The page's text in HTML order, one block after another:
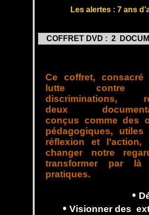
Les a lertes : 7 ans
COFFRET DVD : 2
Ce coffret,
lutte contre
discriminations,
deux
conçus comme des
pédagogiques,
réflexion et l’action,
changer notre
transformer par là
pratiques.
• D
• Visionnerdes